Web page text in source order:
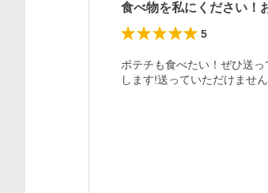
食べ物を私にください！
5
ポテチも食べたい！ぜひ送
します!送っていただけませ